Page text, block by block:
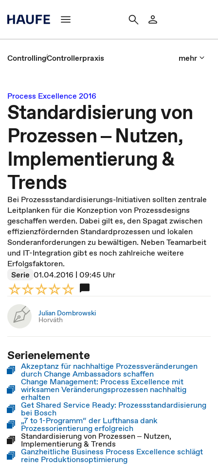
ControllingControllerpraxis mehr
Process Excellence 2016
Standardisierung von
Prozessen ‒ Nutzen,
Implementierung &
Trends
Bei Prozessstandardisierungs-Initiativen sollten zentrale
Leitplanken für die Konzeption von Prozessdesigns
geschaffen werden. Dabei gilt es, den Spagat zwischen
effizienzfördernden Standardprozessen und lokalen
Sonderanforderungen zu bewältigen. Neben Teamarbeit
und IT-Integration gibt es noch zahlreiche weitere
Erfolgsfaktoren.
Serie 01.04.2016 | 09:45 Uhr
Julian Dombrowski
Horváth
Serienelemente
Akzeptanz für nachhaltige Prozessveränderungen
durch Change Ambassadors schaffen
Change Management: Process Excellence mit
wirksamen Veränderungsprozessen nachhaltig
erhalten
Get Shared Service Ready: Prozessstandardisierung
bei Bosch
„7 to 1-Programm“ der Lufthansa dank
Prozessorientierung erfolgreich
Standardisierung von Prozessen ‒ Nutzen,
Implementierung & Trends
Ganzheitliche Business Process Excellence schlägt
reine Produktionsoptimierung